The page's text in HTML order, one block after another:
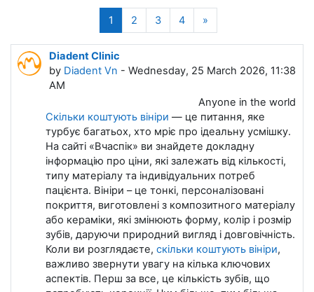
1 (current)
2 3 4 »Next page
Diadent Clinic
by Diadent Vn - Wednesday, 25 March 2026, 11:38
AM
Anyone in the world
Скільки коштують вініри — це питання, яке
турбує багатьох, хто мріє про ідеальну усмішку.
На сайті «Вчаспік» ви знайдете докладну
інформацію про ціни, які залежать від кількості,
типу матеріалу та індивідуальних потреб
пацієнта. Вініри – це тонкі, персоналізовані
покриття, виготовлені з композитного матеріалу
або кераміки, які змінюють форму, колір і розмір
зубів, даруючи природний вигляд і довговічність.
Коли ви розглядаєте, скільки коштують вініри,
важливо звернути увагу на кілька ключових
аспектів. Перш за все, це кількість зубів, що